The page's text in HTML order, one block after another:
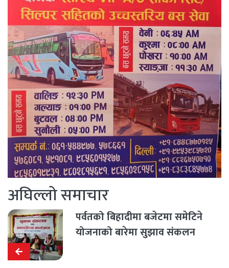
अघिल्लो समाचार
पर्वतको बिहादीमा बजेटमा समेटिने
योजनाको बारेमा सुझाव संकलन